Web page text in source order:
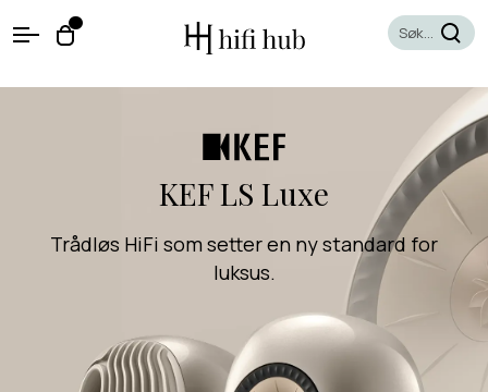
O
e
O
n
KEF LS Luxe
Trådløs HiFi som setter en ny standard for
luksus.